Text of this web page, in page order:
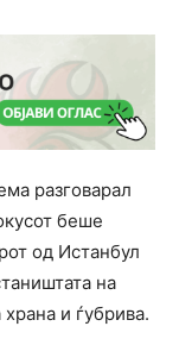
разговарал
беше
од Истанбул
на
и ѓубрива.